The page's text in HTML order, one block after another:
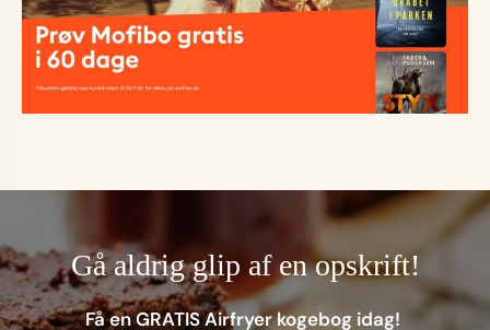
Gå aldrig glip af en opskrift!
Få en GRATIS Airfryer kogebog idag!